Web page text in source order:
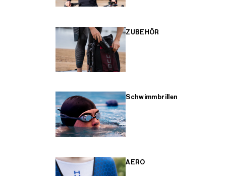
ZUBEHÖR
Schwimmbrillen
AERO